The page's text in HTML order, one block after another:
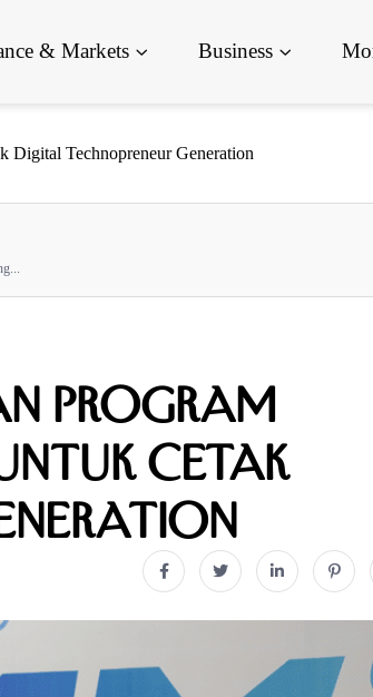
& Markets Business
Technopreneur Generation
Program
Cetak